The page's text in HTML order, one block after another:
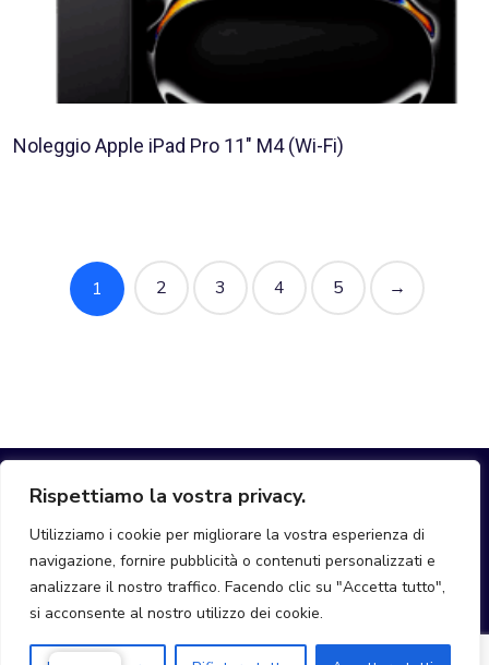
Rispettiamo la vostra privacy.
Utilizziamo i cookie per migliorare la vostra esperienza di
navigazione, fornire pubblicità o contenuti personalizzati e
analizzare il nostro traffico. Facendo clic su "Accetta tutto",
si acconsente al nostro utilizzo dei cookie.
Noleggio Apple iPad Pro 11″ M4 (Wi-Fi)
1 2 3 4 5 →